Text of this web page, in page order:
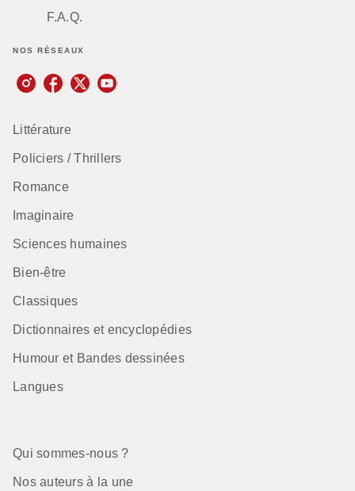
F.A.Q.
NOS RÉSEAUX
Littérature
Policiers / Thrillers
Romance
Imaginaire
Sciences humaines
Bien-être
Classiques
Dictionnaires et encyclopédies
Humour et Bandes dessinées
Langues
Qui sommes-nous ?
Nos auteurs à la une